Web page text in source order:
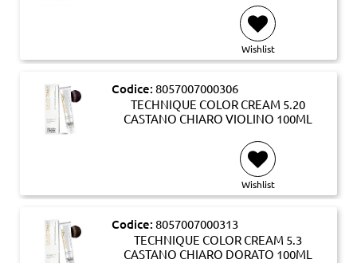
Wishlist
Codice: 8057007000306
TECHNIQUE COLOR CREAM 5.20
CASTANO CHIARO VIOLINO 100ML
Wishlist
Codice: 8057007000313
TECHNIQUE COLOR CREAM 5.3
CASTANO CHIARO DORATO 100ML